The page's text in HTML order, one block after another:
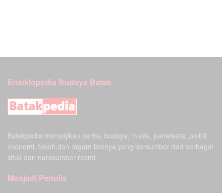
Ensiklopedia Budaya Batak
Batakpedia menyajikan berita, budaya, musik, pariwisata, politik,
ekonomi, tokoh,dan ragam lainnya yang bersumber dari berbagai
situs dan narasumber resmi
Menjadi Penulis